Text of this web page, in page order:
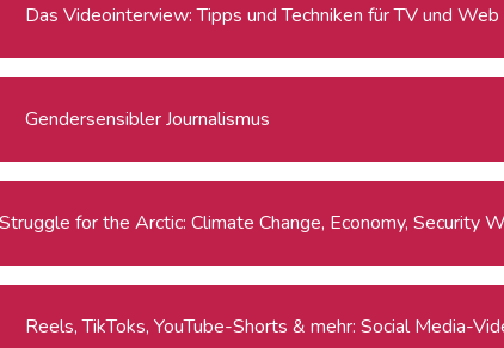
Das Videointerview: Tipps und Techniken für TV und Web
Gendersensibler Journalismus
Reels, TikToks, YouTube-Shorts & mehr: Social Media-